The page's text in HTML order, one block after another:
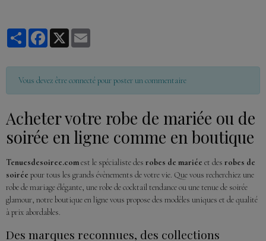
PartagerFacebook
X
Vous devez être connecté pour poster un commentaire
Acheter votre robe de mariée ou de
soirée en ligne comme en boutique
Tenuesdesoiree.comest le spécialiste des robes de mariée et des robes de
soirée pour tous les grands évènements de votre vie. Que vous recherchiez une
robe de mariage élégante, une robe de cocktail tendance ou une tenue de soirée
glamour, notre boutique en ligne vous propose des modèles uniques et de qualité
à prix abordables.
Des marques reconnues, des collections